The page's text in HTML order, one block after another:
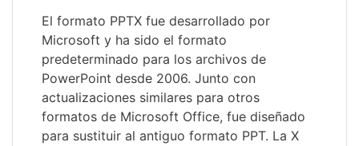
El formato PPTX fue desarrollado por
Microsoft y ha sido el formato
predeterminado para los archivos de
PowerPoint desde 2006. Junto con
actualizaciones similares para otros
formatos de Microsoft Office, fue diseñado
para sustituir al antiguo formato PPT. La X